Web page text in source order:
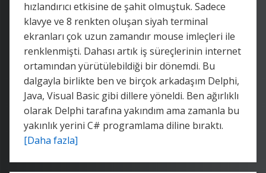
hızlandırıcı etkisine de şahit olmuştuk. Sadece
klavye ve 8 renkten oluşan siyah terminal
ekranları çok uzun zamandır mouse imleçleri ile
renklenmişti. Dahası artık iş süreçlerinin internet
ortamından yürütülebildiği bir dönemdi. Bu
dalgayla birlikte ben ve birçok arkadaşım Delphi,
Java, Visual Basic gibi dillere yöneldi. Ben ağırlıklı
olarak Delphi tarafına yakındım ama zamanla bu
yakınlık yerini C# programlama diline bıraktı.
[Daha fazla]